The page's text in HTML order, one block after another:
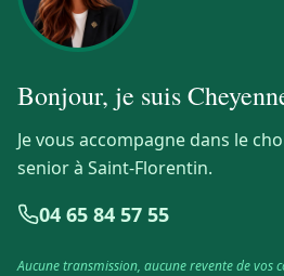
Bonjour, je suis
Je vous accompagne dans le
senior à Saint-Florentin.
04 65 84 57 55
Aucune transmission, aucune revente de vos